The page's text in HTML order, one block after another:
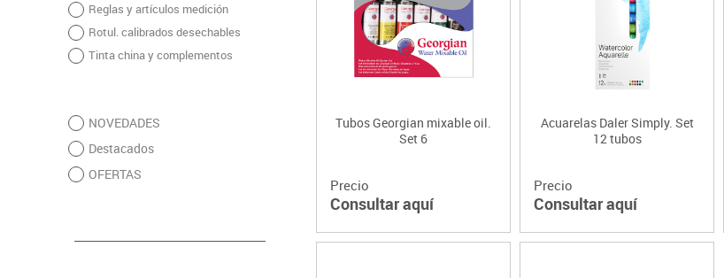
Reglas y artículos medición
Rotul. calibrados desechables
Tinta china y complementos
NOVEDADES
Destacados
OFERTAS
Tubos Georgian mixable oil.
Set 6
Precio
Consultar aquí
Acuarelas Daler Simply. Set
12 tubos
Precio
Consultar aquí